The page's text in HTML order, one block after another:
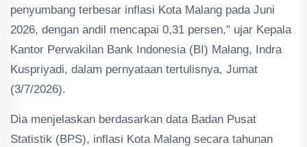
penyumbang terbesar inflasi Kota Malang pada Juni
2026, dengan andil mencapai 0,31 persen," ujar Kepala
Kantor Perwakilan Bank Indonesia (BI) Malang, Indra
Kuspriyadi, dalam pernyataan tertulisnya, Jumat
(3/7/2026).
Dia menjelaskan berdasarkan data Badan Pusat
Statistik (BPS), inflasi Kota Malang secara tahunan